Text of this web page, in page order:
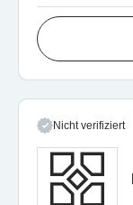
Nicht verifiziert